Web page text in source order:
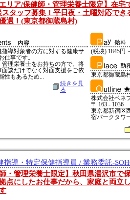
エリア/保健師・管理栄養士限定】在宅
スタッフ募集！平日夜・土曜対応で
遇！(東京都御蔵島村)
指導対象者の方に対する健康サ
仕事です。
管理栄養士をお持ちの方で、将
面談だけでなく対面支援をご依
性もあるため...
続きを見
る
(税抜) 1845円
東京都御蔵島
株式会社ベネ
〒 163 - 1036
東京都新宿区
宿パークタワ
指導・特定保健指導員 / 業務委託-
師・管理栄養士限定】秋田県湯沢市で
点にしたお仕事だから、家庭と両立